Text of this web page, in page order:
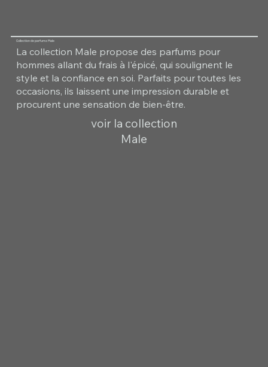
Collection de parfums Male
La collection Male propose des parfums pour
hommes allant du frais à l'épicé, qui soulignent le
style et la confiance en soi. Parfaits pour toutes les
occasions, ils laissent une impression durable et
procurent une sensation de bien-être.
voir la collection
Male